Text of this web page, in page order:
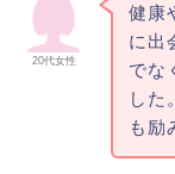
20代女性
健康
に出
でな
した
も励